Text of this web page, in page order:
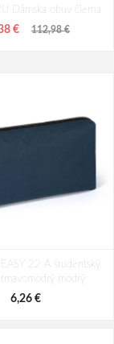
Dámska obuv čierna
€ 112,98 €
blue
€ 112,98 €
22 A študentský
modrý
6,26 €